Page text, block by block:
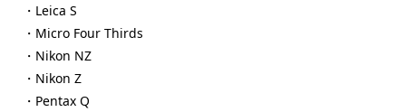
・Leica S
・Micro Four Thirds
・Nikon NZ
・Nikon Z
・Pentax Q